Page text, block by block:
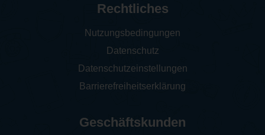
Rechtliches
Nutzungsbedingungen
Datenschutz
Datenschutzeinstellungen
Barrierefreiheitserklärung
Geschäftskunden